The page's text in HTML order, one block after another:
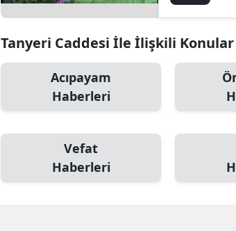
Tanyeri Caddesi İle İlişkili Konular
Acıpayam
Haberleri
Vefat
Haberleri